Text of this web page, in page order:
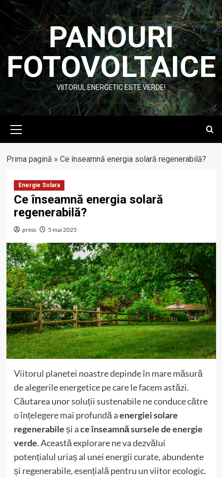
Skip
to
content
PANOURI
FOTOVOLTAICE
VIITORUL ENERGETIC ESTE VERDE!
Menu
Prima pagină » Ce înseamnă energia solară regenerabilă?
Energie Solara
Ce înseamnă energia solară
regenerabilă?
press 5 mai 2025
Viitorul planetei noastre depinde în mare măsură
de alegerile energetice pe care le facem astăzi.
Căutarea unor soluții sustenabile ne conduce către
o înțelegere mai profundă aenergiei solare
regenerabileși ace înseamnă sursele de energie
verde. Această explorare ne va dezvălui
potențialul uriaș al unei energii curate, abundente
și regenerabile, esențială pentru un viitor ecologic.